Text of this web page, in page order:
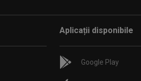
Aplicații disponibile
Google Play